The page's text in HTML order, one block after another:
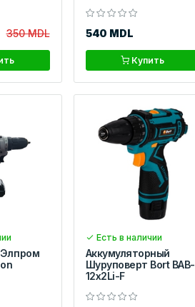
350 MDL 540 MDL
Купить
Есть в наличии
Аккумуляторный
Шуруповерт Bort BAB-
12x2Li-F